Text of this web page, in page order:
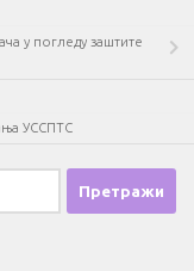
у погледу заштите
УССПТС